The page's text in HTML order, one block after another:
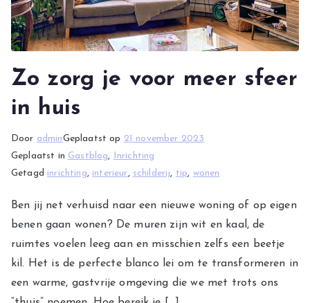
Zo zorg je voor meer sfeer
in huis
Door adminGeplaatst op 21 november 2023
Geplaatst in Gastblog, Inrichting
Getagd inrichting, interieur, schilderij, tip, wonen
Ben jij net verhuisd naar een nieuwe woning of op eigen
benen gaan wonen? De muren zijn wit en kaal, de
ruimtes voelen leeg aan en misschien zelfs een beetje
kil. Het is de perfecte blanco lei om te transformeren in
een warme, gastvrije omgeving die we met trots ons